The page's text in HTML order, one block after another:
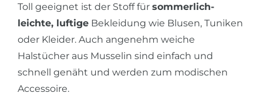
Toll geeignet ist der Stoff für sommerlich-
leichte, luftige Bekleidung wie Blusen, Tuniken
oder Kleider. Auch angenehm weiche
Halstücher aus Musselin sind einfach und
schnell genäht und werden zum modischen
Accessoire.